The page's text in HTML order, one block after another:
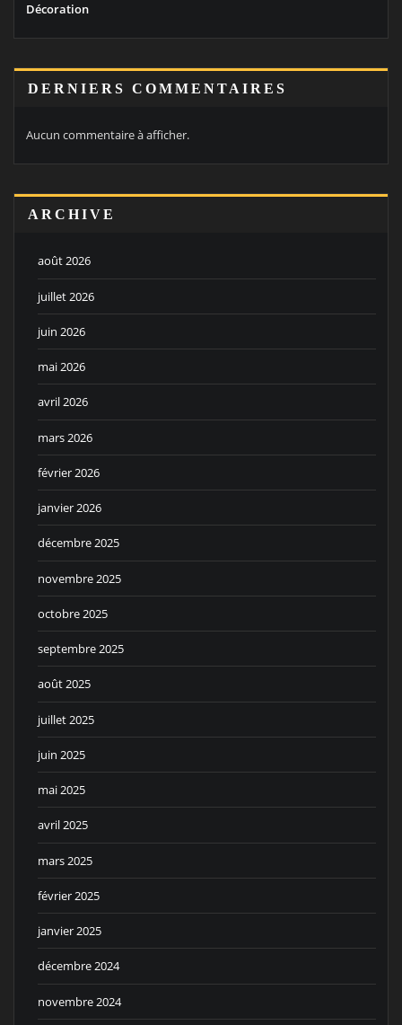
Décoration
DERNIERS COMMENTAIRES
Aucun commentaire à afficher.
ARCHIVE
août 2026
juillet 2026
juin 2026
mai 2026
avril 2026
mars 2026
février 2026
janvier 2026
décembre 2025
novembre 2025
octobre 2025
septembre 2025
août 2025
juillet 2025
juin 2025
mai 2025
avril 2025
mars 2025
février 2025
janvier 2025
décembre 2024
novembre 2024